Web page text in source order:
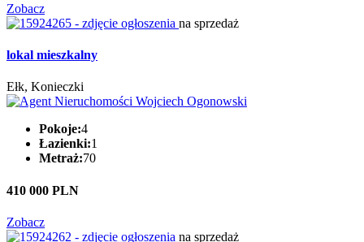
Zobacz
na sprzedaż
lokal mieszkalny
Ełk, Konieczki
Pokoje:4
Łazienki:1
Metraż:70
410 000 PLN
Zobacz
na sprzedaż